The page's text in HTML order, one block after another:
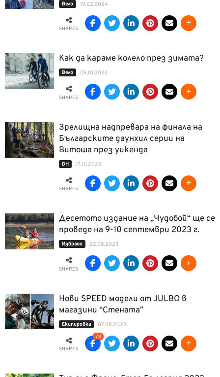
Вело 19.02.2024
SHARES
Как да караме колело през зимата?
Вело 09.01.2024
SHARES
Зрелищна надпревара на финала на
Българските даунхил серии на
Витоша през уикенда
DH 17.10.2023
SHARES
Десетото издание на „Чудобой“ ще се
проведе на 9-10 септември 2023 г.
Избрано 22.08.2023
SHARES
Нови SPEED модели от JULBO в
магазини “Стената”
Екипировка 07.08.2023
SHARES
78